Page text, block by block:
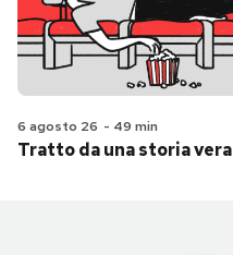
6 agosto 26 - 49 min
Tratto da una storia vera